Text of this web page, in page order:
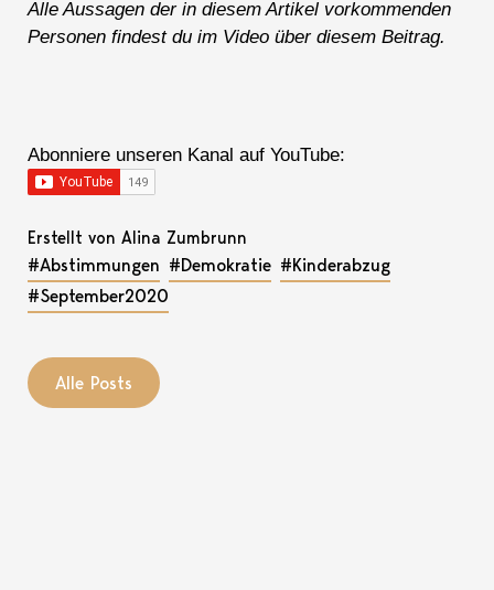
Alle Aussagen der in diesem Artikel vorkommenden
Personen findest du im Video über diesem Beitrag.
Abonniere unseren Kanal auf YouTube:
Erstellt von Alina Zumbrunn
#Abstimmungen #Demokratie #Kinderabzug
#September2020
Alle Posts